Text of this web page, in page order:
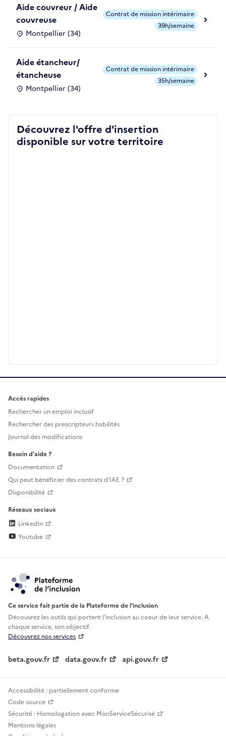
Aide couvreur / Aide
couvreuse
Montpellier (34)
Contrat de mission intérimaire
39h/semaine
Aide étancheur/
étancheuse
Montpellier (34)
Contrat de mission intérimaire
35h/semaine
Découvrez l'offre d'insertion
disponible sur votre territoire
Accès rapides
Rechercher un emploi inclusif
Rechercher des prescripteurs habilités
Journal des modifications
Besoin d'aide ?
Documentation
Qui peut bénéficier des contrats d'IAE ?
Disponibilité
Réseaux sociaux
LinkedIn
Youtube
Ce service fait partie de la Plateforme de l’inclusion
Découvrez les outils qui portent l'inclusion aucoeur de leur service. A
chaque service, son objectif.
Découvrez nos services
beta.gouv.fr data.gouv.fr api.gouv.fr
Accessibilité : partiellement conforme
Code source
Sécurité : Homologation avec MonServiceSécurisé
Mentions légales